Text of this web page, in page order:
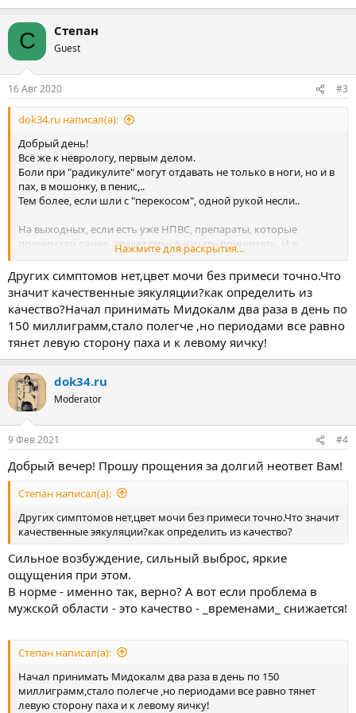
С Степан
Guest
16 Авг 2020 #3
dok34.ru написал(а):
Добрый день!
Всё же к неврологу, первым делом.
Боли при "радикулите" могут отдавать не только в ноги, но и в
пах, в мошонку, в пенис,..
Тем более, если шли с "перекосом", одной рукой несли..
На выходных, если есть уже НПВС, препараты, которые
принимали ранее - имеет смысл начать принимать. И в
таблетках, и в мазях. Плюс пробуйте "домашнюю
физиотеарпию" ,пока выходные - пояс из собачьей шерсти,
например - одеть, и суток трое не снимать...это ёстко,
неприятно - но есть шанс, что после выходных уже станет
легче..
Других симптомов, проявлений - нет? Учащения или урежения
позывов помочиться, цвет мочи не изменился резко (без
примеси красного!?), эякуляции если были - качественные как
ранее, или же нет,..?
Нажмите для раскрытия...
Других симптомов нет,цвет мочи без примеси точно.Что
значит качественные эякуляции?как определить из
качество?Начал принимать Мидокалм два раза в день по
150 миллиграмм,стало полегче ,но периодами все равно
тянет левую сторону паха и к левому яичку!
dok34.ru
Moderator
9 Фев 2021 #4
Добрый вечер! Прошу прощения за долгий неответ Вам!
Степан написал(а):
Других симптомов нет,цвет мочи без примеси точно.Что значит
качественные эякуляции?как определить из качество?
Сильное возбуждение, сильный выброс, яркие
ощущения при этом.
В норме - именно так, верно? А вот если проблема в
мужской области - это качество - _временами_ снижается!
Степан написал(а):
Начал принимать Мидокалм два раза в день по 150
миллиграмм,стало полегче ,но периодами все равно тянет
левую сторону паха и к левому яичку!